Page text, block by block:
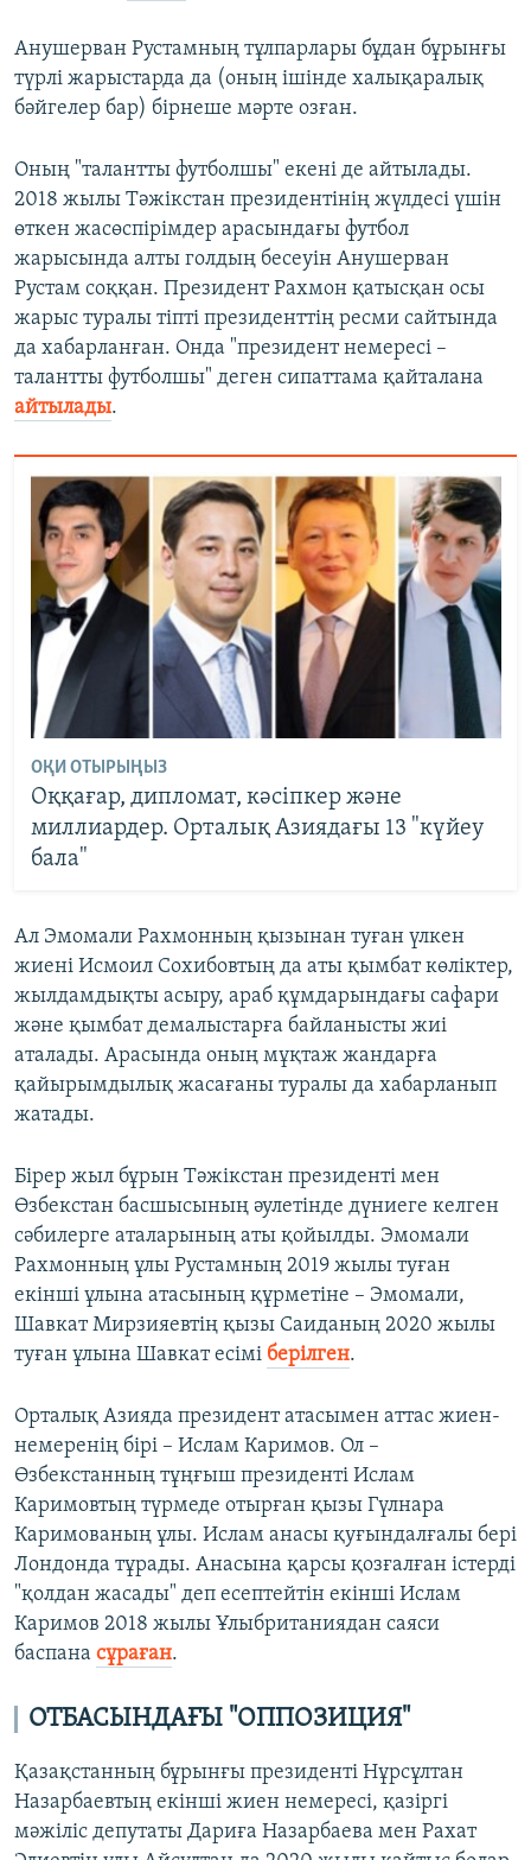
Анушерван Рустамның тұлпарлары бұдан бұрынғы
түрлі жарыстарда да (оның ішінде халықаралық
бәйгелер бар) бірнеше мәрте озған.
Оның "талантты футболшы" екені де айтылады.
2018 жылы Тәжікстан президентінің жүлдесі үшін
өткен жасөспірімдер арасындағы футбол
жарысында алты голдың бесеуін Анушерван
Рустам соққан. Президент Рахмон қатысқан осы
жарыс туралы тіпті президенттің ресми сайтында
да хабарланған. Онда "президент немересі –
талантты футболшы" деген сипаттама қайталана
айтылады.
ОҚИ ОТЫРЫҢЫЗ
Оққағар, дипломат, кәсіпкер және
миллиардер. Орталық Азиядағы 13 "күйеу
бала"
Ал Эмомали Рахмонның қызынан туған үлкен
жиені Исмоил Сохибовтың да аты қымбат көліктер,
жылдамдықты асыру, араб құмдарындағы сафари
және қымбат демалыстарға байланысты жиі
аталады. Арасында оның мұқтаж жандарға
қайырымдылық жасағаны туралы да хабарланып
жатады.
Бірер жыл бұрын Тәжікстан президенті мен
Өзбекстан басшысының әулетінде дүниеге келген
сәбилерге аталарының аты қойылды. Эмомали
Рахмонның ұлы Рустамның 2019 жылы туған
екінші ұлына атасының құрметіне – Эмомали,
Шавкат Мирзияевтің қызы Саиданың 2020 жылы
туған ұлына Шавкат есімі берілген.
Орталық Азияда президент атасымен аттас жиен-
немеренің бірі – Ислам Каримов. Ол –
Өзбекстанның тұңғыш президенті Ислам
Каримовтың түрмеде отырған қызы Гүлнара
Каримованың ұлы. Ислам анасы қуғындалғалы бері
Лондонда тұрады. Анасына қарсы қозғалған істерді
"қолдан жасады" деп есептейтін екінші Ислам
Каримов 2018 жылы Ұлыбританиядан саяси
баспана сұраған.
ОТБАСЫНДАҒЫ "ОППОЗИЦИЯ"
Қазақстанның бұрынғы президенті Нұрсұлтан
Назарбаевтың екінші жиен немересі, қазіргі
мәжіліс депутаты Дариға Назарбаева мен Рахат